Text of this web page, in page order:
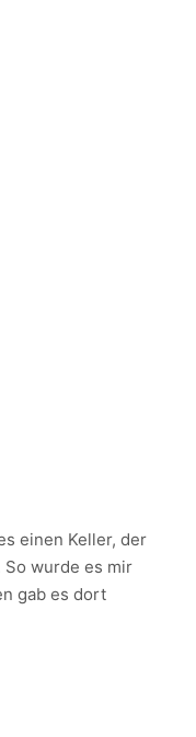
einen Keller, der
wurde es mir
gab es dort